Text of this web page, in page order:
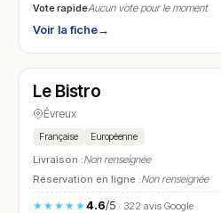
Vote rapideAucun vote pour le moment
Voir la fiche→
N° 20
Le Bistro
Évreux
Française Européenne
Livraison :Non renseignée
Réservation en ligne :Non renseignée
★★★★★4.6/5· 322 avis Google